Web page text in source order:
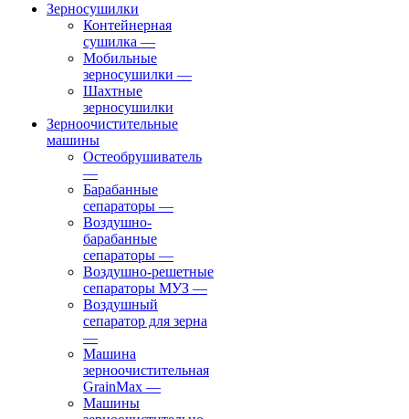
Зерносушилки
Контейнерная
сушилка —
Мобильные
зерносушилки —
Шахтные
зерносушилки
Зерноочистительные
машины
Остеобрушиватель
—
Барабанные
сепараторы —
Воздушно-
барабанные
сепараторы —
Воздушно-решетные
сепараторы МУЗ —
Воздушный
сепаратор для зерна
—
Машина
зерноочистительная
GrainMax —
Машины